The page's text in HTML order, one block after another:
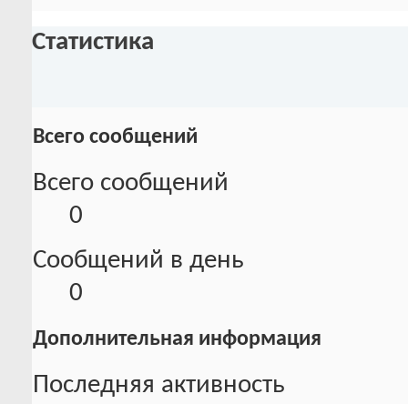
Статистика
Всего сообщений
Всего сообщений
0
Сообщений в день
0
Дополнительная информация
Последняя активность